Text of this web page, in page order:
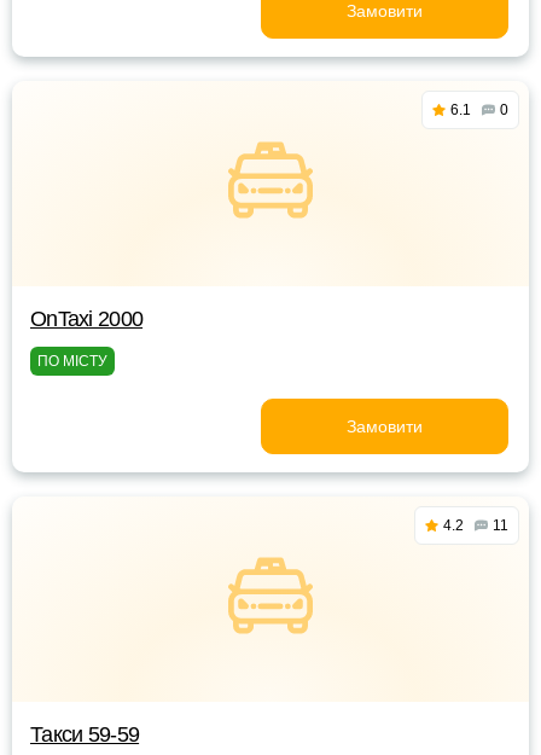
Замовити
6.1 0
OnTaxi 2000
ПО МІСТУ
Замовити
4.2 11
Такси 59-59